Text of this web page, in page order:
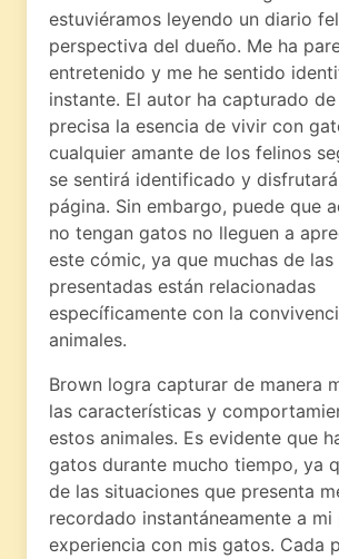
estuviéramos leyendo un diario
perspectiva del dueño. Me ha
entretenido y me he sentido
instante. El autor ha capturado de
precisa la esencia de vivir con
cualquier amante de los felinos
se sentirá identificado y
página. Sin embargo, puede que
no tengan gatos no lleguen a
este cómic, ya que muchas de
presentadas están relacionadas
específicamente con la
animales.
Brown logra capturar de manera
las características y
estos animales. Es evidente que
gatos durante mucho tiempo, ya
de las situaciones que presenta
recordado instantáneamente a mi
experiencia con mis gatos. Cada